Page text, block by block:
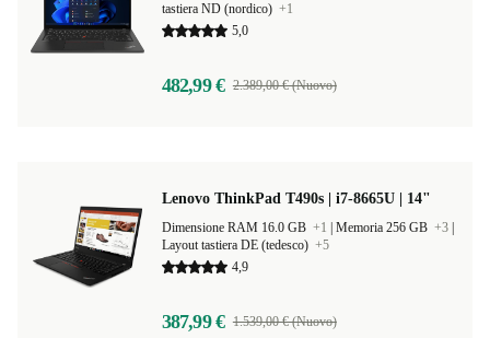
tastiera ND (nordico) +1
5,0
482,99 € 2.389,00 € (Nuovo)
Lenovo ThinkPad T490s | i7-8665U | 14"
Dimensione RAM 16.0 GB +1 Memoria 256 GB +3
Layout tastiera DE (tedesco) +5
4,9
387,99 € 1.539,00 € (Nuovo)